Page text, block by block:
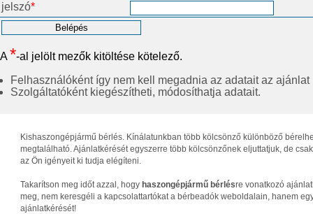
jelszó*
A*-al jelölt mezők kitöltése kötelező.
Felhasználóként így nem kell megadnia az adatait az
Szolgáltatóként kiegészítheti, módosíthatja adatait.
Kishaszongépjármű bérlés. Kínálatunkban több kölcsönző különböző
megtalálható. Ajánlatkérését egyszerre több kölcsönzőnek eljuttatjuk, de
az Ön igényeit ki tudja elégíteni.
Takarítson meg időt azzal, hogy haszongépjármű bérlésre vonatkozó
meg, nem keresgéli a kapcsolattartókat a bérbeadók weboldalain, hanem
ajánlatkérését!